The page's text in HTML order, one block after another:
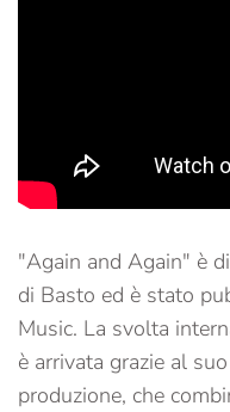
"Again and Again" è
di Basto ed è stato
Music. La svolta
è arrivata grazie al
produzione, che